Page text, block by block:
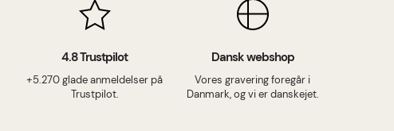
4.8 Trustpilot
+5.270 glade anmeldelser på
Trustpilot.
Dansk webshop
Vores gravering foregår i
Danmark, og vi er danskejet.